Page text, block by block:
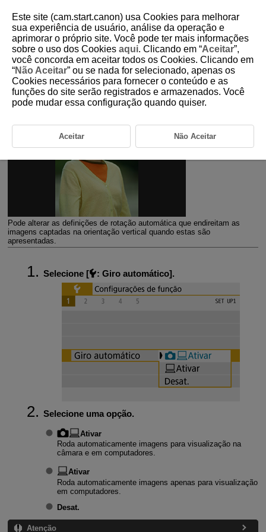
D101-173
Rotação Automática
Pode alterar as definições de rotação automática que endireitam as
imagens captadas na orientação vertical quando estas são
apresentadas.
Selecione [ : Giro automático].
Selecione uma opção.
Ativar
Roda automaticamente imagens para visualização na
câmara e em computadores.
Ativar
Roda automaticamente imagens apenas para visualização
em computadores.
Desat.
Atenção
Este site (cam.start.canon) usa Cookies para melhorar
sua experiência de usuário, análise da operação e
aprimorar o próprio site. Você pode ter mais informações
sobre o uso dos Cookies aqui. Clicando em “Aceitar”,
você concorda em aceitar todos os Cookies. Clicando em
“Não Aceitar” ou se nada for selecionado, apenas os
Cookies necessários para fornecer o conteúdo e as
funções do site serão registrados e armazenados. Você
pode mudar essa configuração quando quiser.
Aceitar Não Aceitar